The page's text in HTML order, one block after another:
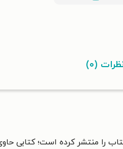
(۰)
را منتشر کرده است؛ کتابی